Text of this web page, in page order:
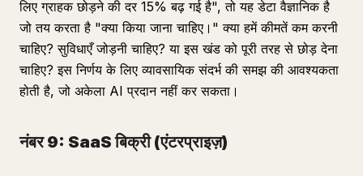
लिए ग्राहक छोड़ने की दर 15% बढ़ गई है", तो यह डेटा वैज्ञानिक है
जो तय करता है "क्या किया जाना चाहिए।" क्या हमें कीमतें कम करनी
चाहिए? सुविधाएँ जोड़नी चाहिए? या इस खंड को पूरी तरह से छोड़ देना
चाहिए? इस निर्णय के लिए व्यावसायिक संदर्भ की समझ की आवश्यकता
होती है, जो अकेला AI प्रदान नहीं कर सकता।
नंबर 9: SaaS बिक्री (एंटरप्राइज़)